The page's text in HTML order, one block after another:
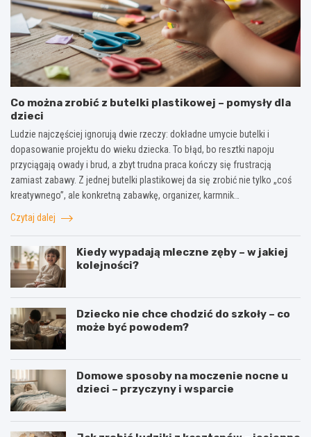
Co można zrobić z butelki plastikowej – pomysły dla
dzieci
Ludzie najczęściej ignorują dwie rzeczy: dokładne umycie butelki i
dopasowanie projektu do wieku dziecka. To błąd, bo resztki napoju
przyciągają owady i brud, a zbyt trudna praca kończy się frustracją
zamiast zabawy. Z jednej butelki plastikowej da się zrobić nie tylko „coś
kreatywnego”, ale konkretną zabawkę, organizer, karmnik…
Czytaj dalej
Kiedy wypadają mleczne zęby – w jakiej
kolejności?
Dziecko nie chce chodzić do szkoły – co
może być powodem?
Domowe sposoby na moczenie nocne u
dzieci – przyczyny i wsparcie